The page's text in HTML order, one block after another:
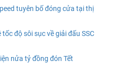
tuyên bố đóng cửa tại thị
độ sôi sục về giải đấu SSC
nửa tỷ đồng đón Tết